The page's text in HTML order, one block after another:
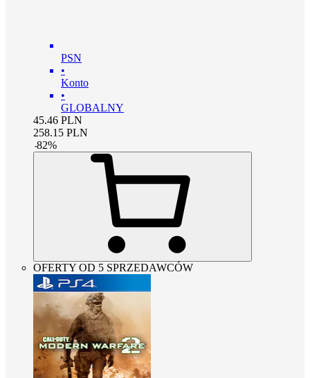
PSN
•
Konto
•
GLOBALNY
45.46 PLN
258.15 PLN
-82%
OFERTY OD 5 SPRZEDAWCÓW